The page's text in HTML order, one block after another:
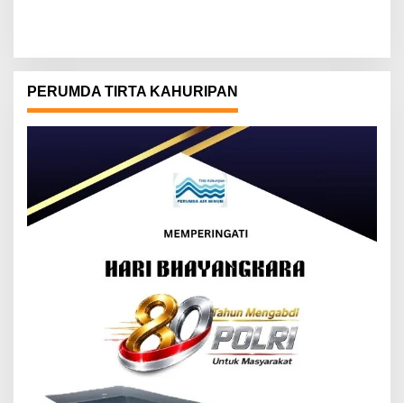
PERUMDA TIRTA KAHURIPAN